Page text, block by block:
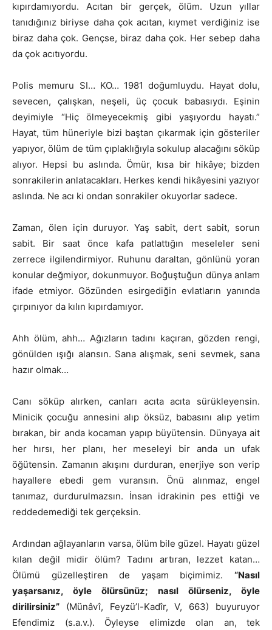
kıpırdamıyordu. Acıtan bir gerçek, ölüm. Uzun yıllar
tanıdığınız biriyse daha çok acıtan, kıymet verdiğiniz ise
biraz daha çok. Gençse, biraz daha çok. Her sebep daha
da çok acıtıyordu.
Polis memuru SI… KO… 1981 doğumluydu. Hayat dolu,
sevecen, çalışkan, neşeli, üç çocuk babasıydı. Eşinin
deyimiyle “Hiç ölmeyecekmiş gibi yaşıyordu hayatı.”
Hayat, tüm hüneriyle bizi baştan çıkarmak için gösteriler
yapıyor, ölüm de tüm çıplaklığıyla sokulup alacağını söküp
alıyor. Hepsi bu aslında. Ömür, kısa bir hikâye; bizden
sonrakilerin anlatacakları. Herkes kendi hikâyesini yazıyor
aslında. Ne acı ki ondan sonrakiler okuyorlar sadece.
Zaman, ölen için duruyor. Yaş sabit, dert sabit, sorun
sabit. Bir saat önce kafa patlattığın meseleler seni
zerrece ilgilendirmiyor. Ruhunu daraltan, gönlünü yoran
konular değmiyor, dokunmuyor. Boğuştuğun dünya anlam
ifade etmiyor. Gözünden esirgediğin evlatların yanında
çırpınıyor da kılın kıpırdamıyor.
Ahh ölüm, ahh… Ağızların tadını kaçıran, gözden rengi,
gönülden ışığı alansın. Sana alışmak, seni sevmek, sana
hazır olmak…
Canı söküp alırken, canları acıta acıta sürükleyensin.
Minicik çocuğu annesini alıp öksüz, babasını alıp yetim
bırakan, bir anda kocaman yapıp büyütensin. Dünyaya ait
her hırsı, her planı, her meseleyi bir anda un ufak
öğütensin. Zamanın akışını durduran, enerjiye son verip
hayallere ebedi gem vuransın. Önü alınmaz, engel
tanımaz, durdurulmazsın. İnsan idrakinin pes ettiği ve
reddedemediği tek gerçeksin.
Ardından ağlayanların varsa, ölüm bile güzel. Hayatı güzel
kılan değil midir ölüm? Tadını artıran, lezzet katan…
Ölümü güzelleştiren de yaşam biçimimiz. “Nasıl
yaşarsanız, öyle ölürsünüz; nasıl ölürseniz, öyle
dirilirsiniz” (Münâvî, Feyzü’l-Kadîr, V, 663) buyuruyor
Efendimiz (s.a.v.). Öyleyse elimizde olan an, tek